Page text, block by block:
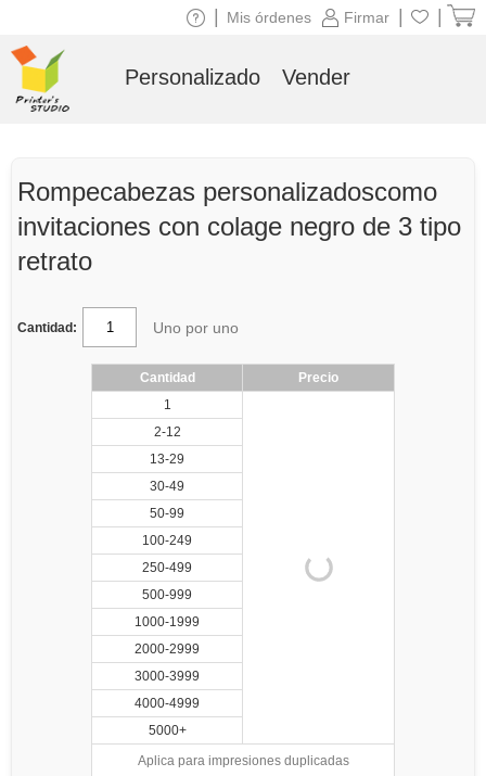
Rompecabezas personalizadoscomo
invitaciones con colage negro de 3 tipo
retrato
Cantidad: Uno por uno
Cantidad
Precio
1
2-12
13-29
30-49
50-99
100-249
250-499
500-999
1000-1999
2000-2999
3000-3999
4000-4999
5000+
Aplica para impresiones duplicadas
Firmar
Mis órdenes
Personalizado Vender